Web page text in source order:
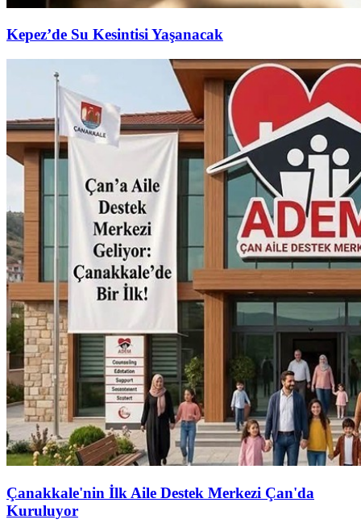
Kepez’de Su Kesintisi Yaşanacak
Çanakkale'nin İlk Aile Destek Merkezi Çan'da
Kuruluyor